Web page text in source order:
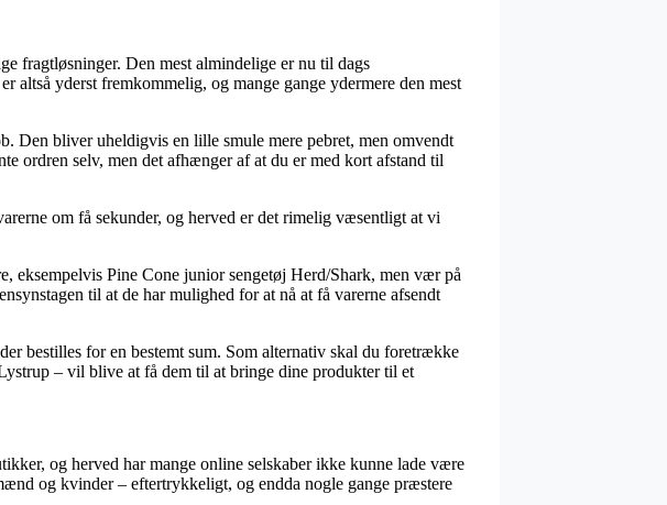
fragtløsninger. Den mest almindelige er nu til dags
altså yderst fremkommelig, og mange gange ydermere den mest
Den bliver uheldigvis en lille smule mere pebret, men omvendt
ordren selv, men det afhænger af at du er med kort afstand til
om få sekunder, og herved er det rimelig væsentligt at vi
eksempelvis Pine Cone junior sengetøj Herd/Shark, men vær på
til at de har mulighed for at nå at få varerne afsendt
bestilles for en bestemt sum. Som alternativ skal du foretrække
– vil blive at få dem til at bringe dine produkter til et
og herved har mange online selskaber ikke kunne lade være
og kvinder – eftertrykkeligt, og endda nogle gange præstere